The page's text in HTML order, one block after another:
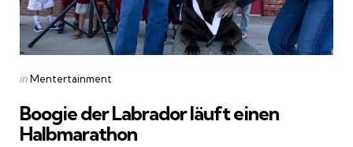
Posted
inMentertainment
Boogie der Labrador läuft einen
Halbmarathon